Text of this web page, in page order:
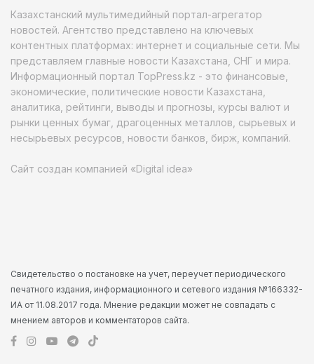
Казахстанский мультимедийный портал-агрегатор
новостей. Агентство представлено на ключевых
контентных платформах: интернет и социальные сети. Мы
представляем главные новости Казахстана, СНГ и мира.
Информационный портал TopPress.kz - это финансовые,
экономические, политические новости Казахстана,
аналитика, рейтинги, выводы и прогнозы, курсы валют и
рынки ценных бумаг, драгоценных металлов, сырьевых и
несырьевых ресурсов, новости банков, бирж, компаний.
Сайт создан компанией «Digital idea»
Свидетельство о постановке на учет, переучет периодического
печатного издания, информационного и сетевого издания №166332-
ИА от 11.08.2017 года. Мнение редакции может не совпадать с
мнением авторов и комментаторов сайта.